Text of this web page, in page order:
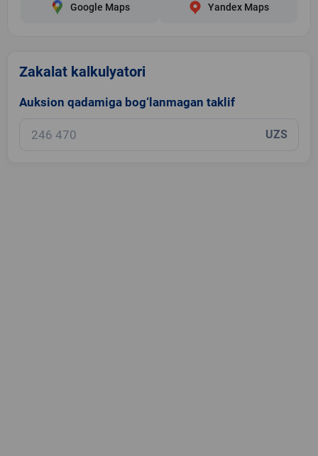
Google Maps Yandex Maps
Zakalat kalkulyatori
Auksion qadamiga bog‘lanmagan taklif
UZS